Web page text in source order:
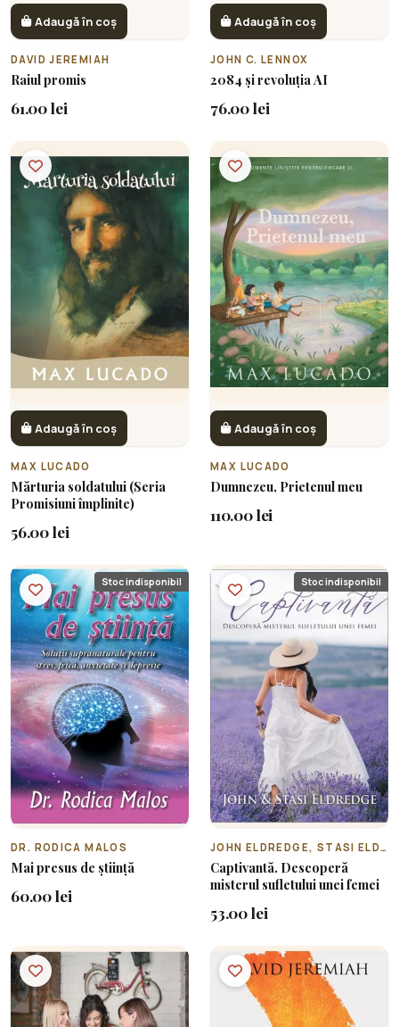
Adaugă în coș
DAVID JEREMIAH
Raiul promis
61.00 lei
Adaugă în coș
JOHN C. LENNOX
2084 și revoluția AI
76.00 lei
Adaugă în coș
MAX LUCADO
Mărturia soldatului (Seria
Promisiuni împlinite)
56.00 lei
Adaugă în coș
MAX LUCADO
Dumnezeu, Prietenul meu
110.00 lei
Stoc indisponibil
DR. RODICA MALOS
Mai presus de știință
60.00 lei
Stoc indisponibil
JOHN ELDREDGE, STASI ELDREDGE
Captivantă. Descoperă
misterul sufletului unei femei
53.00 lei